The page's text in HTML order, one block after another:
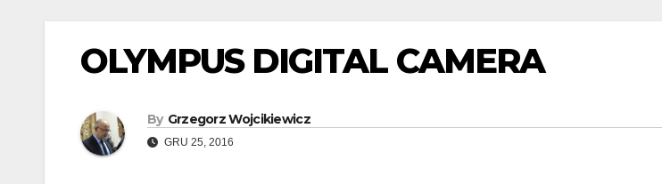
OLYMPUS DIGITAL CAMERA
By Grzegorz Wojcikiewicz
GRU 25, 2016